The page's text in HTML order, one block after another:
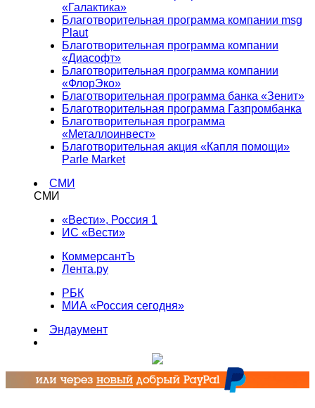
«Галактика»
Благотворительная программа компании msg
Plaut
Благотворительная программа компании
«Диасофт»
Благотворительная программа компании
«ФлорЭко»
Благотворительная программа банка «Зенит»
Благотворительная программа Газпромбанка
Благотворительная программа
«Металлоинвест»
Благотворительная акция «Капля помощи»
Parle Market
СМИ
СМИ
«Вести», Россия 1
ИС «Вести»
КоммерсантЪ
Лента.ру
РБК
МИА «Россия сегодня»
Эндаумент